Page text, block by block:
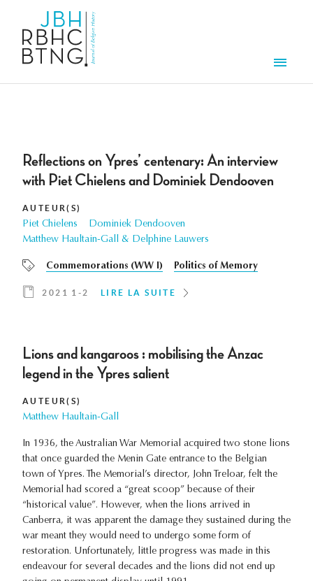
Reflections on Ypres’ centenary: An interview
with Piet Chielens and Dominiek Dendooven
AUTEUR(S)
Piet Chielens
Dominiek Dendooven
Matthew Haultain-Gall & Delphine Lauwers
Commemorations (WW I) Politics of Memory
2021 1-2 LIRE LA SUITE
Lions and kangaroos : mobilising the Anzac
legend in the Ypres salient
AUTEUR(S)
Matthew Haultain-Gall
In 1936, the Australian War Memorial acquired two stone lions
that once guarded the Menin Gate entrance to the Belgian
town of Ypres. The Memorial’s director, John Treloar, felt the
Memorial had scored a “great scoop” because of their
“historical value”. However, when the lions arrived in
Canberra, it was apparent the damage they sustained during the
war meant they would need to undergo some form of
restoration. Unfortunately, little progress was made in this
endeavour for several decades and the lions did not end up